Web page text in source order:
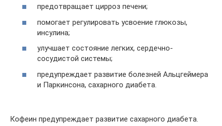
предотвращает цирроз печени;
помогает регулировать усвоение глюкозы,
инсулина;
улучшает состояние легких, сердечно-
сосудистой системы;
предупреждает развитие болезней Альцгеймера
и Паркинсона, сахарного диабета.
Кофеин предупреждает развитие сахарного диабета.